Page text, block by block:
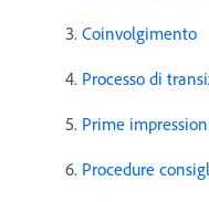
Coinvolgimento
Processo di
Prime
Procedure